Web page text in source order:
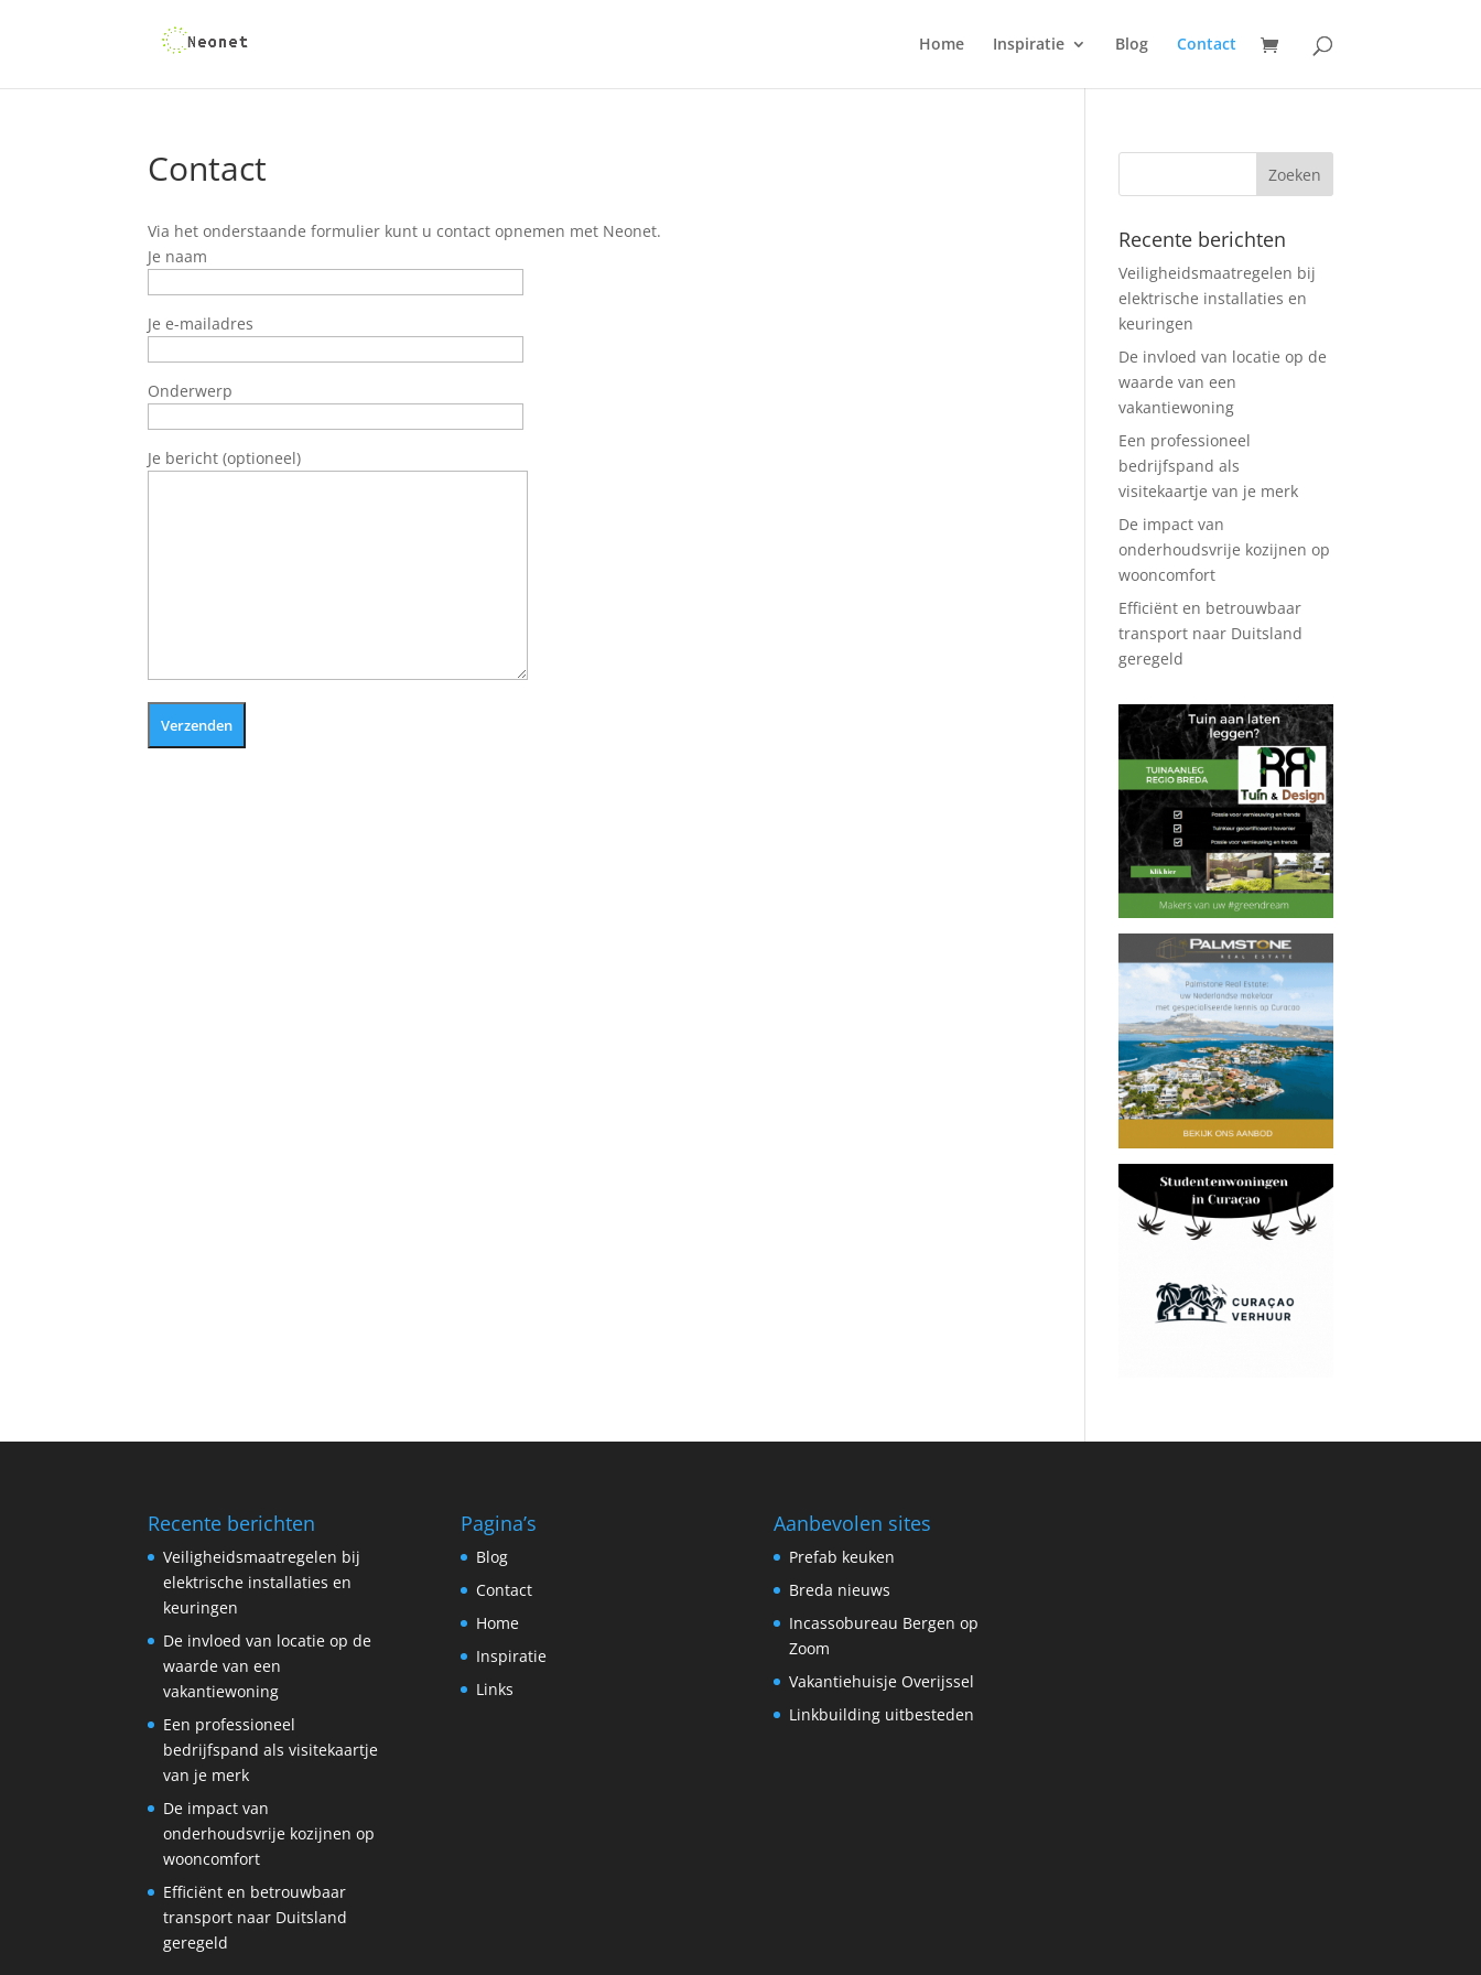
Home Inspiratie Blog Contact
Contact
Via het onderstaande formulier kunt u contact opnemen met Neonet.
Je naam
Je e-mailadres
Onderwerp
Je bericht (optioneel)
Recente berichten
Veiligheidsmaatregelen bij
elektrische installaties en
keuringen
De invloed van locatie op de
waarde van een
vakantiewoning
Een professioneel
bedrijfspand als
visitekaartje van je merk
De impact van
onderhoudsvrije kozijnen op
wooncomfort
Efficiënt en betrouwbaar
transport naar Duitsland
geregeld
Recente berichten
Veiligheidsmaatregelen bij
elektrische installaties en
keuringen
De invloed van locatie op de
waarde van een
vakantiewoning
Een professioneel
bedrijfspand als visitekaartje
van je merk
De impact van
onderhoudsvrije kozijnen op
wooncomfort
Efficiënt en betrouwbaar
transport naar Duitsland
geregeld
Pagina’s
Blog
Contact
Home
Inspiratie
Links
Aanbevolen sites
Prefab keuken
Breda nieuws
Incassobureau Bergen op
Zoom
Vakantiehuisje Overijssel
Linkbuilding uitbesteden